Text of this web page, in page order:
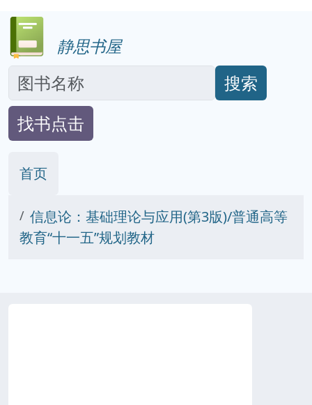
静思书屋
搜索
找书点击
首页
信息论：基础理论与应用(第3版)/普通高等
教育“十一五”规划教材